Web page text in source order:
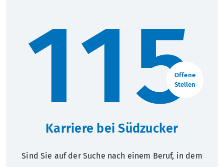
115
Karriere bei Südzucker
Sind Sie auf der Suche nach einem Beruf, in dem